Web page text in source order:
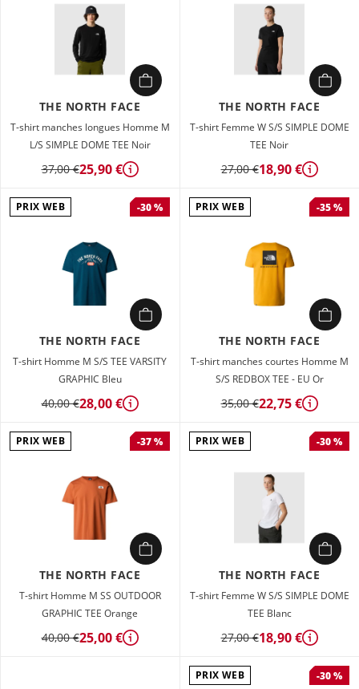
THE NORTH FACE
T-shirt manches longues Homme M
L/S SIMPLE DOME TEE Noir
37,00 €25,90 € Détails
THE NORTH FACE
T-shirt Femme W S/S SIMPLE DOME
TEE Noir
27,00 €18,90 € Détails
PRIX WEB -30 %
THE NORTH FACE
T-shirt Homme M S/S TEE VARSITY
GRAPHIC Bleu
40,00 €28,00 € Détails
PRIX WEB -35 %
THE NORTH FACE
T-shirt manches courtes Homme M
S/S REDBOX TEE - EU Or
35,00 €22,75 € Détails
PRIX WEB -37 %
THE NORTH FACE
T-shirt Homme M SS OUTDOOR
GRAPHIC TEE Orange
40,00 €25,00 € Détails
PRIX WEB -30 %
THE NORTH FACE
T-shirt Femme W S/S SIMPLE DOME
TEE Blanc
27,00 €18,90 € Détails
PRIX WEB -30 %